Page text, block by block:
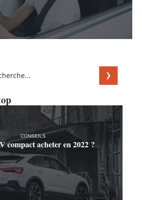
CONSEILS
compact acheter en 2022 ?